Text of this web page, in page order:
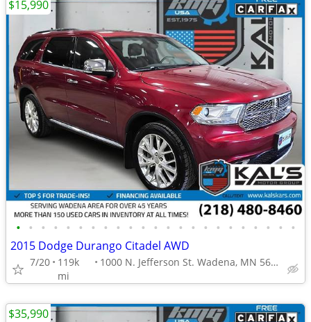
• • • • • • • • • • • • • • • • • • • • • • •
2015 Dodge Durango Citadel AWD
7/20
119k
mi
1000 N. Jefferson St. Wadena, MN 56482
$15,990
$35,990